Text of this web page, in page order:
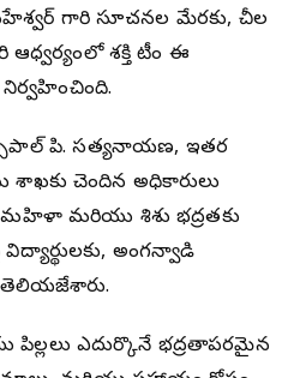
గారి సూచనల మేరకు, చీరాల
శక్తి టీం ఈ
పి. సత్యనారాయణ, ఇతర
చెందిన అధికారులు
మహిళా మరియు శిశు భద్రతకు
అంగన్వాడి
తెలియజేశారు.
ఎదుర్కొనే భద్రతాపరమైన